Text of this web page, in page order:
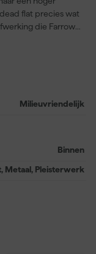
flat precies wat
die Farrow
hout, metaal of
na toepassing is
hij tot wel 12
een plezier met
Wacht niet
tot een
Milieuvriendelijk
Binnen
Metaal, Pleisterwerk